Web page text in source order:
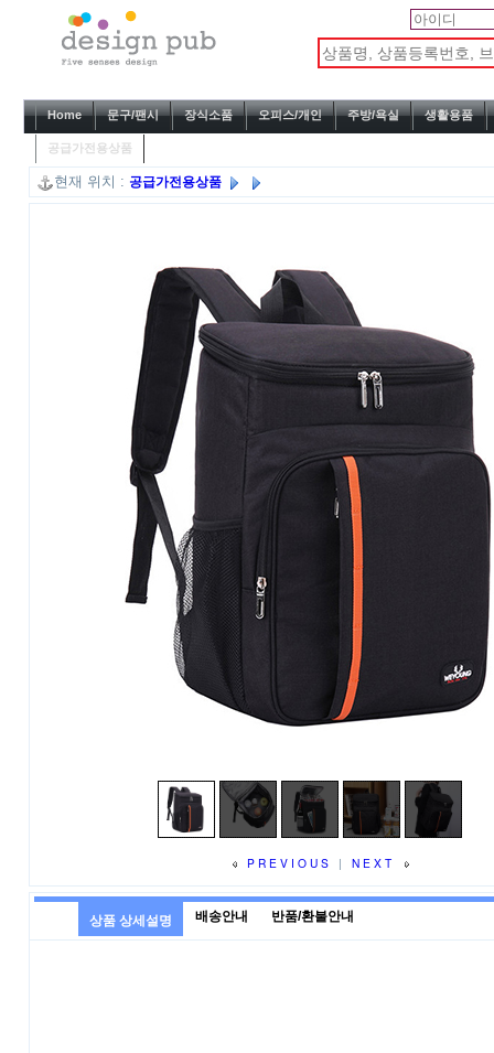
Home 문구/팬시 장식소품 오피스/개인 주방/욕실 생활용품
공급가전용상품
현재 위치 : 공급가전용상품
PREVIOUS | NEXT
상품 상세설명 배송안내 반품/환불안내